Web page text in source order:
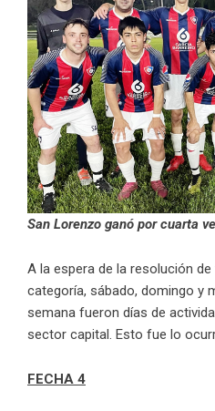
San Lorenzo ganó por cuarta
A la espera de la resolución
categoría, sábado, domingo y
semana fueron días de
sector capital. Esto fue lo
FECHA 4